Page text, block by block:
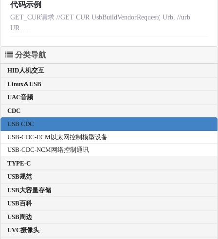
代码示例
GET_CUR请求 //GET CUR UsbBuildVendorRequest( Urb, //urb
UR......
分类导航
HID人机交互
Linux&USB
UAC音频
CDC
USB CDC
USB-CDC-ECM以太网控制模型设备
USB-CDC-NCM网络控制通讯
TYPE-C
USB规范
USB大容量存储
USB百科
USB周边
UVC摄像头